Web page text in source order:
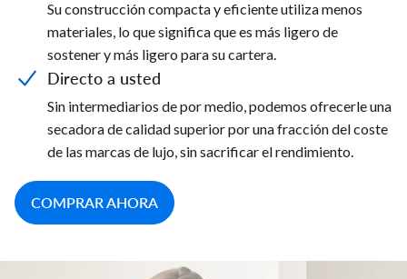
Su construcción compacta y eficiente utiliza menos
materiales, lo que significa que es más ligero de
sostener y más ligero para su cartera.
Directo a usted
Sin intermediarios de por medio, podemos ofrecerle una
secadora de calidad superior por una fracción del coste
de las marcas de lujo, sin sacrificar el rendimiento.
COMPRAR AHORA